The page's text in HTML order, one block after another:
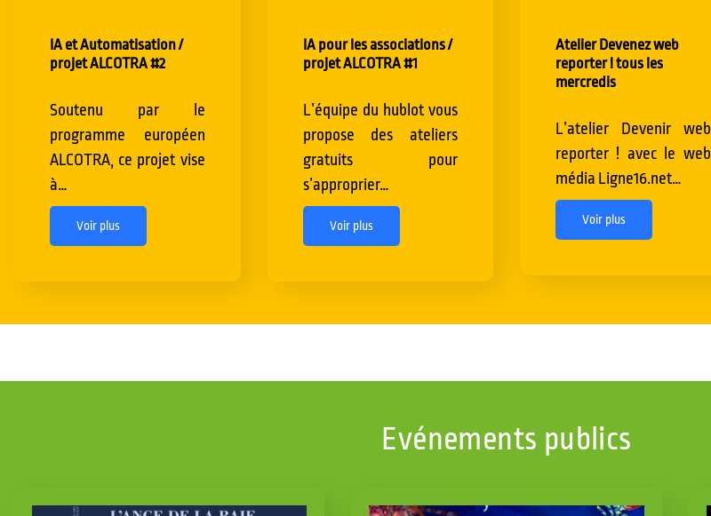
IA et Automatisation /
projet ALCOTRA #2
Soutenu par le
programme européen
ALCOTRA, ce projet vise
à…
Voir plus
IA pour les associations /
projet ALCOTRA #1
L’équipe du hublot vous
propose des ateliers
gratuits pour
s’approprier…
Voir plus
Atelier Devenez web
reporter ! tous les
mercredis
L’atelier Devenir web
reporter ! avec le web
média Ligne16.net…
Voir plus
Evénements publics